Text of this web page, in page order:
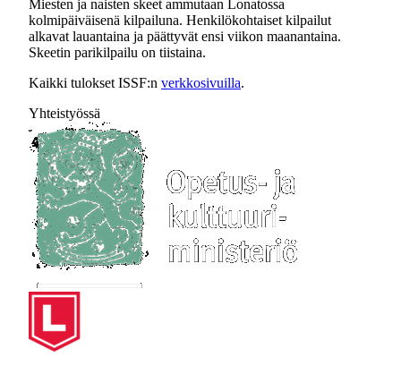
Miesten ja naisten skeet ammutaan Lonatossa
kolmipäiväisenä kilpailuna. Henkilökohtaiset kilpailut
alkavat lauantaina ja päättyvät ensi viikon maanantaina.
Skeetin parikilpailu on tiistaina.
Kaikki tulokset ISSF:n verkkosivuilla.
Yhteistyössä